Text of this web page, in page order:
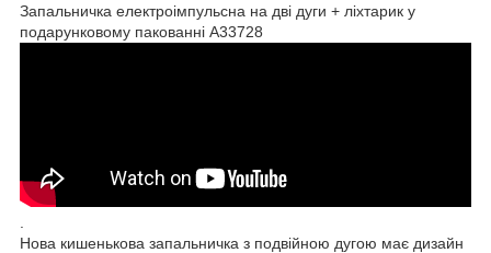
Запальничка електроімпульсна на дві дуги + ліхтарик у
подарунковому пакованні A33728
Нова кишенькова запальничка з подвійною дугою має дизайн